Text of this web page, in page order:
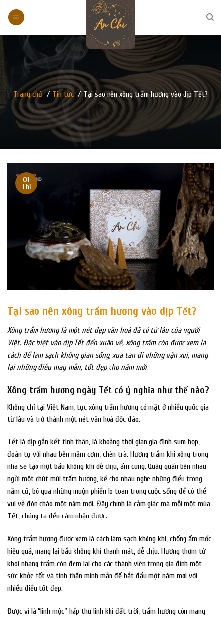
Trang chủ / Tin tức / Tại sao nên xông trầm hương vào dịp Tết?
Tại sao nên xông trầm hương vào dịp Tết?
01
Th1
Xông trầm hương là một nét đẹp văn hoá đã có từ lâu của người
Việt. Đặc biệt vào dịp Tết đến xuân về, xông trầm còn được xem là
cách để làm sạch không gian sống, xua tan đi những vận xui, mang
lại những điều may mắn, tốt đẹp cho năm mới.
Xông trầm hương ngày Tết có ý nghĩa như thế nào?
Không chỉ tại Việt Nam, tục xông trầm hương có mặt ở nhiều quốc gia
từ lâu và trở thành một nét văn hoá độc đáo.
Tết là dịp gắn kết tình thân, là khoảng thời gian gia đình sum họp,
đoàn tụ với nhau bên mâm cơm, chén trà. Hương trầm khi xông trong
nhà sẽ tạo một bầu không khí dễ chịu, ấm cúng. Quây quần bên nhau
ngửi một chút mùi trầm hương, kể cho nhau nghe những điều trong
năm cũ, bỏ qua những muộn phiền lo toan trong cuộc sống để có thể
vui vẻ đón chào một năm mới. Đây chính là cảm giác mà mỗi một mùa
Tết, chúng ta đều cảm nhận được.
Xông trầm hương được xem là cách làm sạch không khí, chống ẩm mốc
hiệu quả, mang lại bầu không khí thanh mát, dễ chịu. Hương thơm từ
khói nhang trầm còn đem lại cho các thành viên trong gia đình một
sức khỏe tốt và tinh thần minh mẫn để bắt đầu một năm mới với
nhiều điều tốt đẹp.
Được ví là “linh mộc” hấp thu linh khí đất trời, trầm hương còn mang